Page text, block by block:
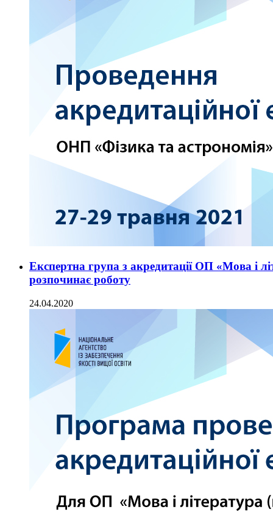
Експертна група з акредитації ОП «Мова і
розпочинає роботу
24.04.2020